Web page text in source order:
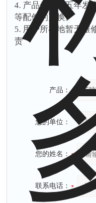
4. 产品使用过五年发
等配件的更换。
5. 用户所在地暂无维
责
产品：
您的单位：
您的姓名：
联系电话：